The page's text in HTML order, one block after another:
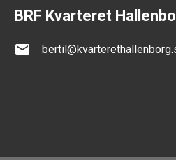
BRF Kvarteret
email